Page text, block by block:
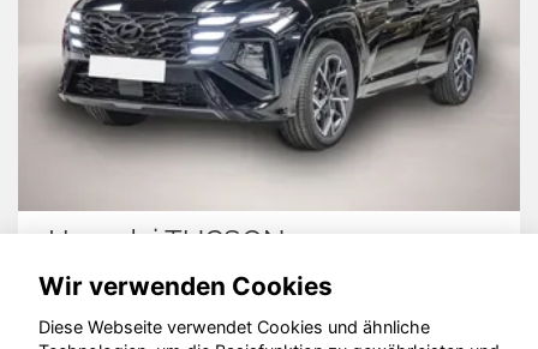
Hyundai TUCSON
Wir verwenden Cookies
Diese Webseite verwendet Cookies und ähnliche